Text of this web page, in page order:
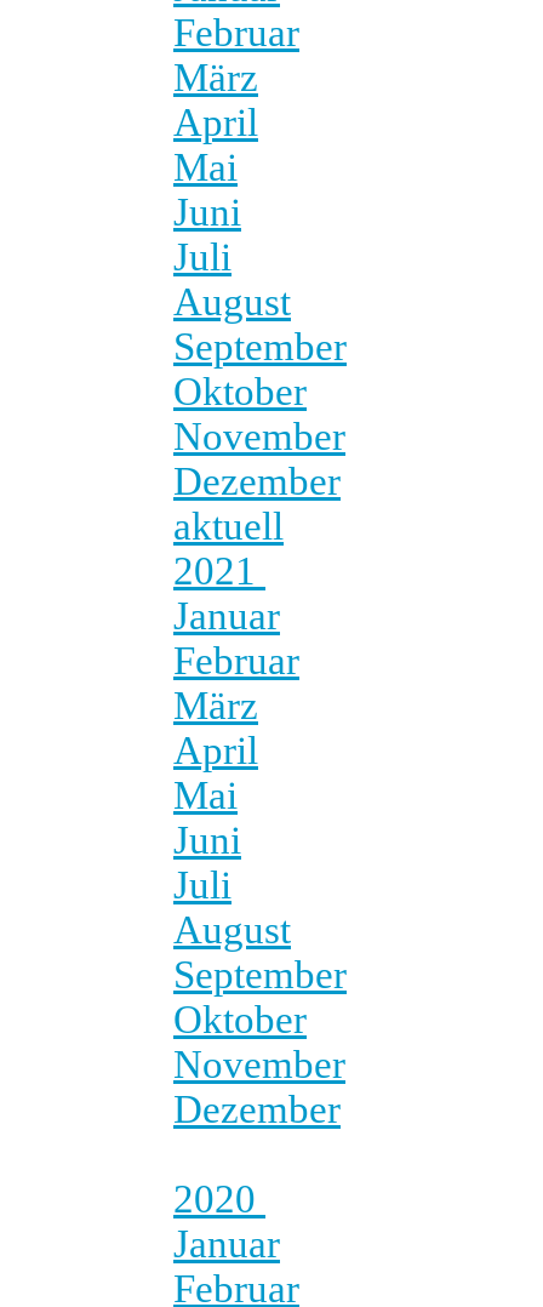
Februar
März
April
Mai
Juni
Juli
August
September
Oktober
November
Dezember
aktuell
2021
Januar
Februar
März
April
Mai
Juni
Juli
August
September
Oktober
November
Dezember
2020
Januar
Februar